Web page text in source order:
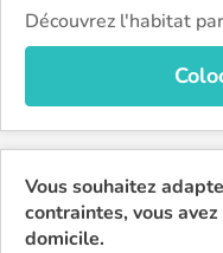
Découvrez l'habitat
Vous souhaitez
contraintes, vous
domicile.